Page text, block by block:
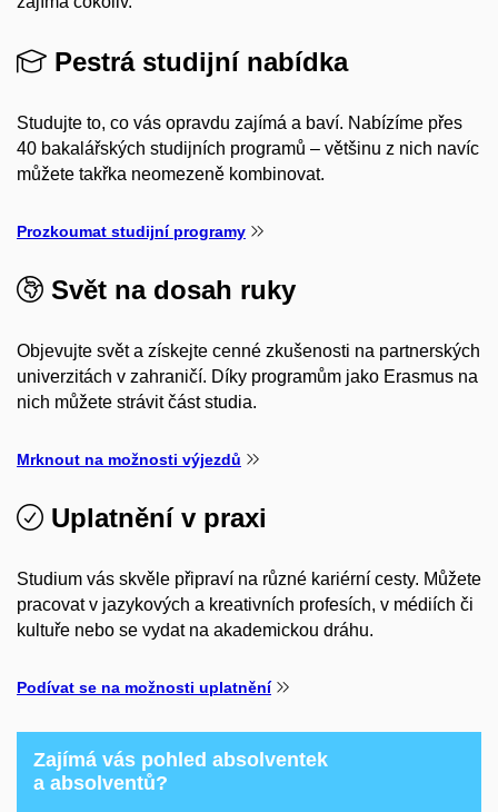
Pestrá studijní nabídka
Studujte to, co vás opravdu zajímá a baví. Nabízíme přes
40 bakalářských studijních programů – většinu z nich navíc
můžete takřka neomezeně kombinovat.
Prozkoumat studijní programy
Svět na dosah ruky
Objevujte svět a získejte cenné zkušenosti na partnerských
univerzitách v zahraničí. Díky programům jako Erasmus na
nich můžete strávit část studia.
Mrknout na možnosti výjezdů
Uplatnění v praxi
Studium vás skvěle připraví na různé kariérní cesty. Můžete
pracovat v jazykových a kreativních profesích, v médiích či
kultuře nebo se vydat na akademickou dráhu.
Podívat se na možnosti uplatnění
Zajímá vás pohled absolventek
a absolventů?